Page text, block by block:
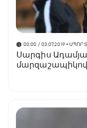
00:00 / 03.07.2019• ՍՊՈՐՏ
Սարգիս
մարզաշապիկով